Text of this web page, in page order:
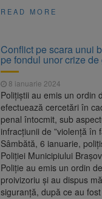
READ MORE
Conflict pe scara unui
pe fondul unor crize
8 ianuarie 2024
Polițiștii au emis un ordin
efectuează cercetări în
penal întocmit, sub
infracțiunii de ”violență în
Sâmbătă, 6 ianuarie,
Poliției Municipiului
Poliție au emis un ordin
proivizoriu și au dispus
siguranță, după ce au